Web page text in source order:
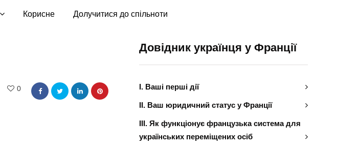
Корисне Долучитися до спільноти
0
Довідник українця у Франції
І. Ваші перші дії
ІІ. Ваш юридичний статус у Франції
ІІІ. Як функціонує французька система для
українських переміщених осіб